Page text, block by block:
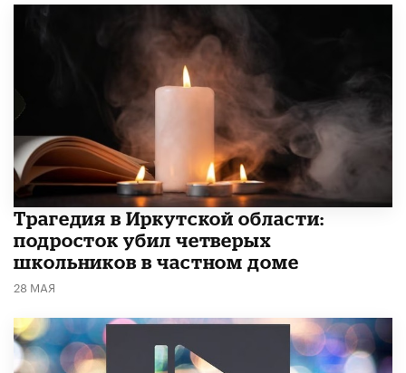
Трагедия в Иркутской области:
подросток убил четверых
школьников в частном доме
28 МАЯ